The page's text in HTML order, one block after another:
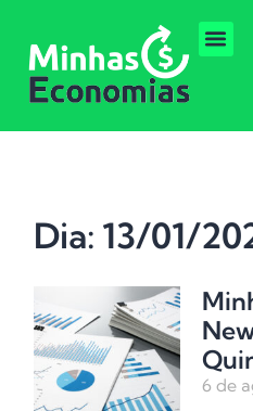
Dia: 13/01/
6 de